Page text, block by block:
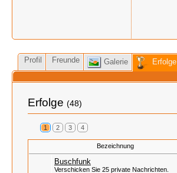
Profil Freunde Galerie Erfolge
Erfolge (48)
1 2 3 4
Bezeichnung
Buschfunk
Verschicken Sie 25 private Nachrichten.